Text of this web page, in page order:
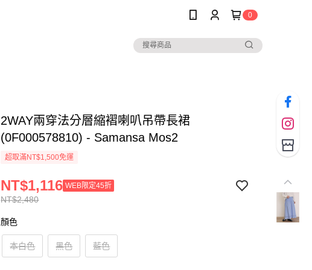
0
2WAY兩穿法分層縮褶喇叭吊帶長裙
(0F000578810) - Samansa Mos2
超取滿NT$1,500免運
NT$2,480
NT$1,116 WEB限定45折
顏色
本白色 黑色 藍色